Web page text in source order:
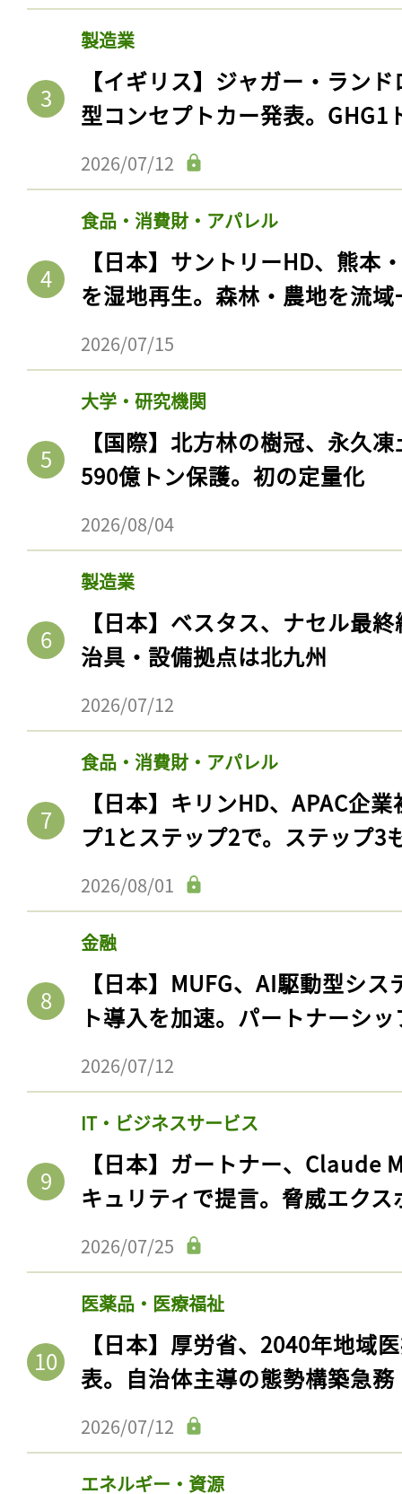
製造業
【イギリス】ジャガー・ラン
型コンセプトカー発表。GHG1
2026/07/12
食品・消費財・アパレル
【日本】サントリーHD、熊本
を湿地再生。森林・農地を流
2026/07/15
大学・研究機関
【国際】北方林の樹冠、永久
590億トン保護。初の定量化
2026/08/04
製造業
【日本】ベスタス、ナセル最
治具・設備拠点は北九州
2026/07/12
食品・消費財・アパレル
【日本】キリンHD、APAC企
プ1とステップ2で。ステップ3
2026/08/01
金融
【日本】MUFG、AI駆動型シ
ト導入を加速。パートナーシ
2026/07/12
IT・ビジネスサービス
【日本】ガートナー、Claude
キュリティで提言。脅威エク
2026/07/25
医薬品・医療福祉
【日本】厚労省、2040年地域
表。自治体主導の態勢構築急務
2026/07/12
エネルギー・資源